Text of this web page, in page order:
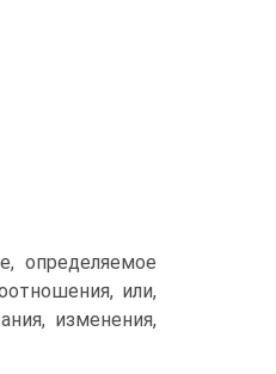
определяемое
или,
изменения,